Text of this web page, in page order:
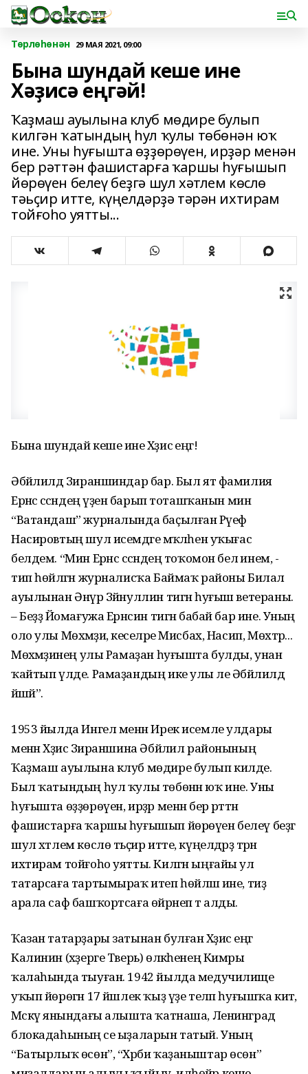
Төрлөһөнән 29 МАЯ 2021, 09:00
Бына шундай кеше ине
Хәҙисә еңгәй!
Ҡаҙмаш ауылына клуб мөдире булып
килгән ҡатындың һул ҡулы төбөнән юҡ
ине. Уны һуғышта өҙҙөрөүен, ирҙәр менән
бер рәттән фашистарға ҡаршы һуғышып
йөрөүен белеү беҙгә шул хәтлем көслө
тәьҫир итте, күңелдәрҙә тәрән ихтирам
тойғоһо уятты...
Бына шундай кеше ине Хәҙисә еңгә!
Әбйәлилдә Зираншиндар бар. Был ят фамилия
Ерәнсә сәсәндең үҙенә барып тоташҡанын мин
“Ватандаш” журналында баҫылған Рәүеф
Насировтың шул исемдәге мәҡәләһен уҡығас
белдем. “Мин Ерәнсә сәсәндең тоҡомон белә инем, -
тип һөйләгән журналисҡа Баймаҡ районы Билал
ауылынан Әнүәр Зәйнуллин тигән һуғыш ветераны.
– Беҙҙә Йомағужа Ерәнсин тигән бабай бар ине. Уның
оло улы Мөхәмәҙиә, кеселәре Мисбах, Насип, Мөхтәр...
Мөхәмәҙиәнең улы Рамаҙан һуғышта булды, унан
ҡайтып үлде. Рамаҙандың ике улы әле Әбйәлилдә
йәшәй”.
1953 йылда Ингел менән Ирек исемле улдары
менән Хәҙисә Зираншина Әбйәлил районының
Ҡаҙмаш ауылына клуб мөдире булып килде.
Был ҡатындың һул ҡулы төбөнән юҡ ине. Уны
һуғышта өҙҙөрөүен, ирҙәр менән бер рәттән
фашистарға ҡаршы һуғышып йөрөүен белеү беҙгә
шул хәтлем көслө тәьҫир итте, күңелдәрҙә тәрән
ихтирам тойғоһо уятты. Килгән ыңғайы ул
татарсаға тартымыраҡ итеп һөйләшә ине, тиҙ
арала саф башҡортсаға өйрәнеп тә алды.
Ҡазан татарҙары затынан булған Хәҙисә еңгә
Калинин (хәҙерге Тверь) өлкәһенең Кимры
ҡалаһында тыуған. 1942 йылда медучилище
уҡып йөрөгән 17 йәшлек ҡыҙ үҙе теләп һуғышҡа китә,
Мәскәү янындағы алышта ҡатнаша, Ленинград
блокадаһының әсе ыҙаларын татый. Уның
“Батырлыҡ өсөн”, “Хәрби ҡаҙаныштар өсөн”